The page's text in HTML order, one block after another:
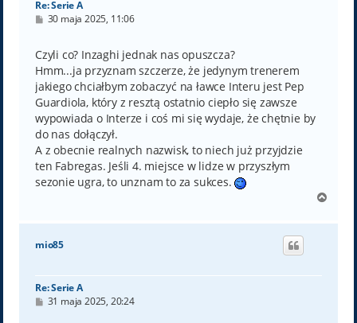
Re: Serie A
P
t
30 maja 2025, 11:06
Czyli co? Inzaghi jednak nas opuszcza?
Hmm...ja przyznam szczerze, że jedynym trenerem
jakiego chciałbym zobaczyć na ławce Interu jest Pep
Guardiola, który z resztą ostatnio ciepło się zawsze
wypowiada o Interze i coś mi się wydaje, że chętnie by
do nas dołączył.
A z obecnie realnych nazwisk, to niech już przyjdzie
ten Fabregas. Jeśli 4. miejsce w lidze w przyszłym
sezonie ugra, to unznam to za sukces.
g
mio85
Re: Serie A
P31 maja 2025, 20:24